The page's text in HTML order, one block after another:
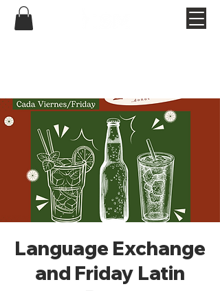
Language Exchange
and Friday Latin